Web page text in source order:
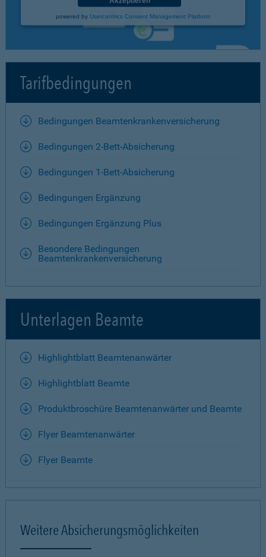
powered by Usercentrics Consent Management Platform
Tarifbedingungen
Bedingungen Beamtenkrankenversicherung
Bedingungen 2-Bett-Absicherung
Bedingungen 1-Bett-Absicherung
Bedingungen Ergänzung
Bedingungen Ergänzung Plus
Besondere Bedingungen
Beamtenkrankenversicherung
Unterlagen Beamte
Highlightblatt Beamtenanwärter
Highlightblatt Beamte
Produktbroschüre Beamtenanwärter und Beamte
Flyer Beamtenanwärter
Flyer Beamte
Weitere Absicherungsmöglichkeiten